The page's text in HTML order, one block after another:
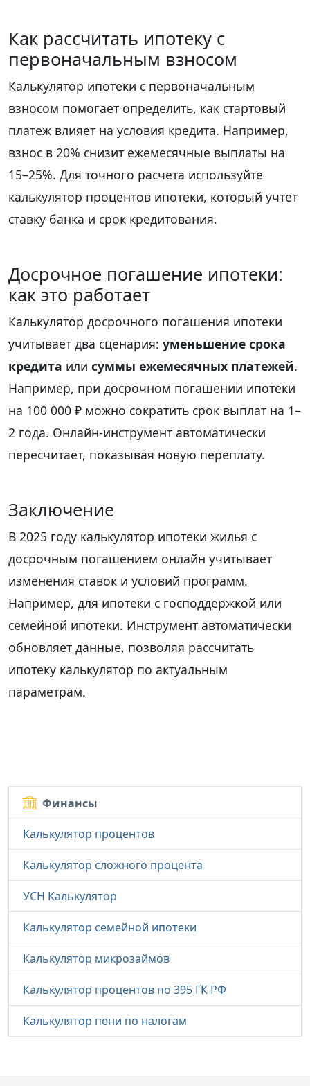
Как рассчитать ипотеку с
первоначальным взносом
Калькулятор ипотеки с первоначальным
взносом помогает определить, как стартовый
платеж влияет на условия кредита. Например,
взнос в 20% снизит ежемесячные выплаты на
15–25%. Для точного расчета используйте
калькулятор процентов ипотеки, который учтет
ставку банка и срок кредитования.
Досрочное погашение ипотеки:
как это работает
Калькулятор досрочного погашения ипотеки
учитывает два сценария: уменьшение срока
кредита или суммы ежемесячных платежей.
Например, при досрочном погашении ипотеки
на 100 000 ₽ можно сократить срок выплат на 1–
2 года. Онлайн-инструмент автоматически
пересчитает, показывая новую переплату.
Заключение
В 2025 году калькулятор ипотеки жилья с
досрочным погашением онлайн учитывает
изменения ставок и условий программ.
Например, для ипотеки с господдержкой или
семейной ипотеки. Инструмент автоматически
обновляет данные, позволяя рассчитать
ипотеку калькулятор по актуальным
параметрам.
Финансы
Калькулятор процентов
Калькулятор сложного процента
УСН Калькулятор
Калькулятор семейной ипотеки
Калькулятор микрозаймов
Калькулятор процентов по 395 ГК РФ
Калькулятор пени по налогам